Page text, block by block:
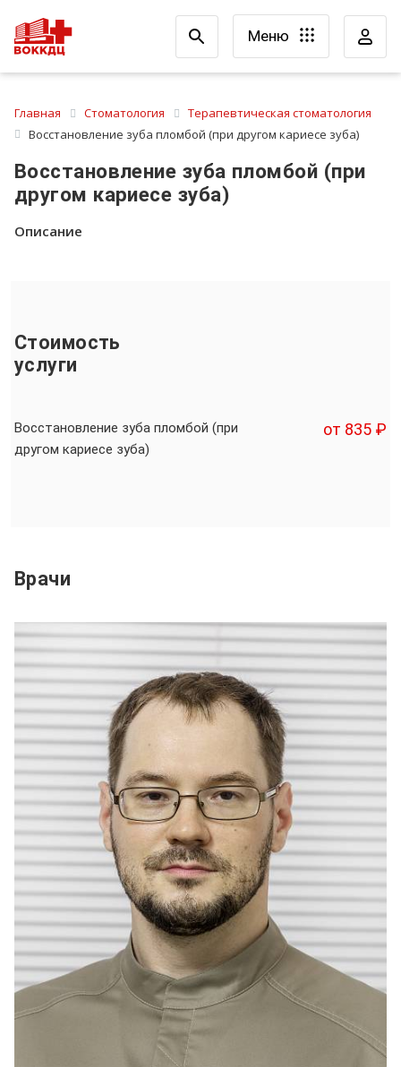
Меню
Главная Стоматология
Терапевтическая стоматология
Восстановление зуба пломбой (при другом кариесе зуба)
Восстановление зуба пломбой (при
другом кариесе зуба)
Описание
Стоимость
услуги
Восстановление зуба пломбой (при
другом кариесе зуба)
от 835 ₽
Врачи